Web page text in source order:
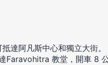
達阿凡斯中心和獨立大街
Faravohitra 教堂，開車 8